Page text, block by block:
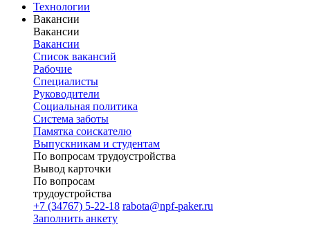
Технологии
Вакансии
Вакансии
Вакансии
Список вакансий
Рабочие
Специалисты
Руководители
Cоциальная политика
Система заботы
Памятка соискателю
Выпускникам и студентам
По вопросам трудоустройства
Вывод карточки
По вопросам
трудоустройства
+7 (34767) 5-22-18 rabota@npf-paker.ru
Заполнить анкету